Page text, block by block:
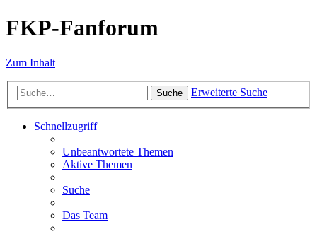
FKP-Fanforum
Zum Inhalt
Suche Erweiterte Suche
Schnellzugriff
Unbeantwortete Themen
Aktive Themen
Suche
Das Team